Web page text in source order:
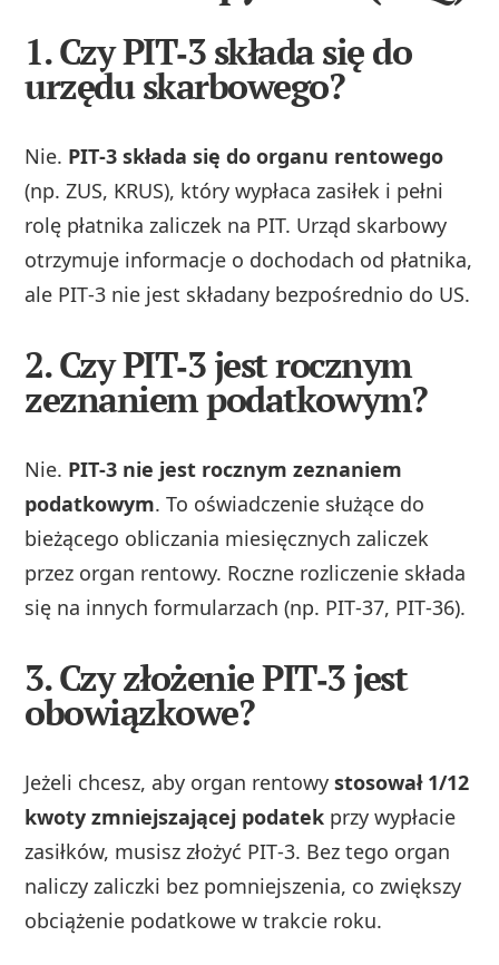
1. Czy PIT‑3 składa się do
urzędu skarbowego?
Nie. PIT‑3 składa się do organu rentowego
(np. ZUS, KRUS), który wypłaca zasiłek i pełni
rolę płatnika zaliczek na PIT. Urząd skarbowy
otrzymuje informacje o dochodach od płatnika,
ale PIT‑3 nie jest składany bezpośrednio do US.
2. Czy PIT‑3 jest rocznym
zeznaniem podatkowym?
Nie. PIT‑3 nie jest rocznym zeznaniem
podatkowym. To oświadczenie służące do
bieżącego obliczania miesięcznych zaliczek
przez organ rentowy. Roczne rozliczenie składa
się na innych formularzach (np. PIT‑37, PIT‑36).
3. Czy złożenie PIT‑3 jest
obowiązkowe?
Jeżeli chcesz, aby organ rentowystosował 1/12
kwoty zmniejszającej podatek przy wypłacie
zasiłków, musisz złożyć PIT‑3. Bez tego organ
naliczy zaliczki bez pomniejszenia, co zwiększy
obciążenie podatkowe w trakcie roku.